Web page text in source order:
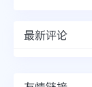
最新评论